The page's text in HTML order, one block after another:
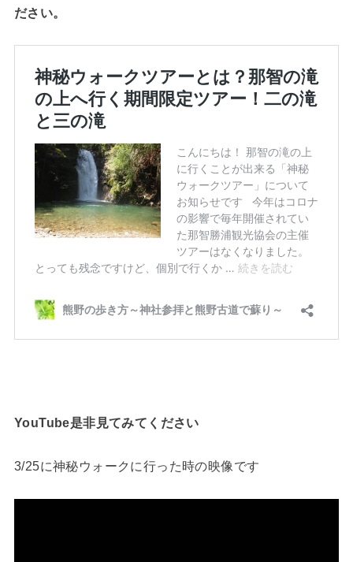
ださい。
YouTube是非見てみてください
3/25に神秘ウォークに行った時の映像です